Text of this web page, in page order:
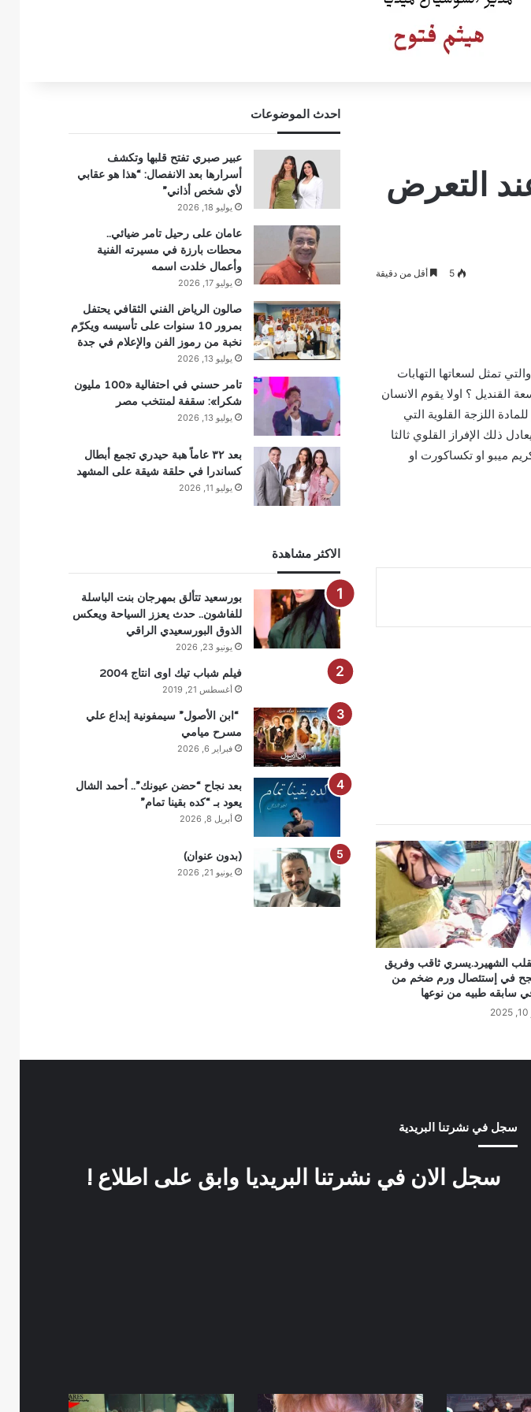
التعرض
5 أقل من دقيقة
تمثل لسعاتها التهابات
القنديل ؟ اولا يقوم الانسان
اللزجة القلوية التي
ذلك الإفراز القلوي ثالثا
ميبو او تكساكورت او
الشهيرد.يسري ثاقب وفريق
في إستئصال ورم ضخم من
سابقه طبيه من نوعها
احدث الموضوعات
عبير صبري تفتح قلبها وتكشف
أسرارها بعد الانفصال: “هذا هو عقابي
لأي شخص أذاني”
يوليو 18, 2026
عامان على رحيل تامر ضيائي..
محطات بارزة في مسيرته الفنية
وأعمال خلدت اسمه
يوليو 17, 2026
صالون الرياض الفني الثقافي يحتفل
بمرور 10 سنوات على تأسيسه ويكرّم
نخبة من رموز الفن والإعلام في جدة
يوليو 13, 2026
تامر حسني في احتفالية «100 مليون
شكرا»: سقفة لمنتخب مصر
يوليو 13, 2026
بعد ٣٢ عاماً هبة حيدري تجمع أبطال
كساندرا في حلقة شيقة على المشهد
يوليو 11, 2026
الاكثر مشاهدة
بورسعيد تتألق بمهرجان بنت الباسلة
للفاشون.. حدث يعزز السياحة ويعكس
الذوق البورسعيدي الراقي
يونيو 23, 2026
فيلم شباب تيك اوى انتاج 2004
أغسطس 21, 2019
“ابن الأصول” سيمفونية إبداع علي
مسرح ميامي
فبراير 6, 2026
بعد نجاح “حضن عيونك”.. أحمد الشال
يعود بـ “كده بقينا تمام”
أبريل 8, 2026
(بدون عنوان)
يونيو 21, 2026
سجل في نشرتنا البريدية
سجل الان في نشرتنا البريديا وابق على اطلاع !
صورة
العرض